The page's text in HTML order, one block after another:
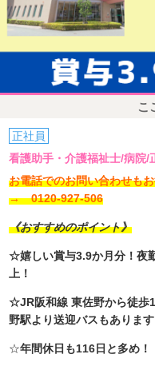
こ
正社員
看護助手・介護福祉士/病院/
お電話でのお問い合わせも
→ 0120-927-506
《おすすめのポイント》
☆嬉しい賞与3.9か月分！夜
上！
☆JR阪和線 東佐野から徒歩
野駅より送迎バスもあります
☆年間休日も116日と多め！